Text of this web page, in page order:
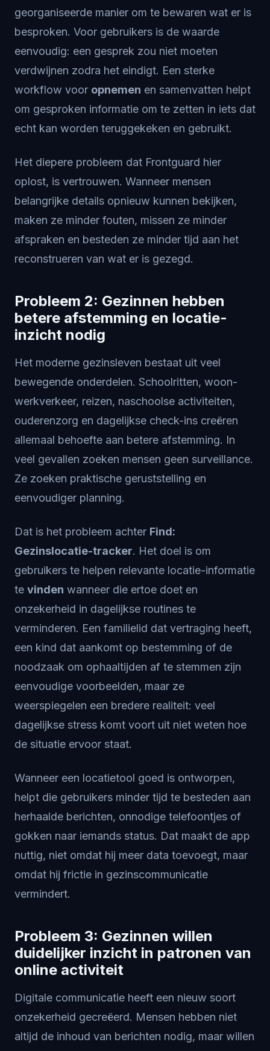
georganiseerde manier om te bewaren wat er is
besproken. Voor gebruikers is de waarde
eenvoudig: een gesprek zou niet moeten
verdwijnen zodra het eindigt. Een sterke
workflow voor opnemen en samenvatten helpt
om gesproken informatie om te zetten in iets dat
echt kan worden teruggekeken en gebruikt.
Het diepere probleem dat Frontguard hier
oplost, is vertrouwen. Wanneer mensen
belangrijke details opnieuw kunnen bekijken,
maken ze minder fouten, missen ze minder
afspraken en besteden ze minder tijd aan het
reconstrueren van wat er is gezegd.
Probleem 2: Gezinnen hebben
betere afstemming en locatie-
inzicht nodig
Het moderne gezinsleven bestaat uit veel
bewegende onderdelen. Schoolritten, woon-
werkverkeer, reizen, naschoolse activiteiten,
ouderenzorg en dagelijkse check-ins creëren
allemaal behoefte aan betere afstemming. In
veel gevallen zoeken mensen geen surveillance.
Ze zoeken praktische geruststelling en
eenvoudiger planning.
Dat is het probleem achter Find:
Gezinslocatie-tracker. Het doel is om
gebruikers te helpen relevante locatie-informatie
te vinden wanneer die ertoe doet en
onzekerheid in dagelijkse routines te
verminderen. Een familielid dat vertraging heeft,
een kind dat aankomt op bestemming of de
noodzaak om ophaaltijden af te stemmen zijn
eenvoudige voorbeelden, maar ze
weerspiegelen een bredere realiteit: veel
dagelijkse stress komt voort uit niet weten hoe
de situatie ervoor staat.
Wanneer een locatietool goed is ontworpen,
helpt die gebruikers minder tijd te besteden aan
herhaalde berichten, onnodige telefoontjes of
gokken naar iemands status. Dat maakt de app
nuttig, niet omdat hij meer data toevoegt, maar
omdat hij frictie in gezinscommunicatie
vermindert.
Probleem 3: Gezinnen willen
duidelijker inzicht in patronen van
online activiteit
Digitale communicatie heeft een nieuw soort
onzekerheid gecreëerd. Mensen hebben niet
altijd de inhoud van berichten nodig, maar willen